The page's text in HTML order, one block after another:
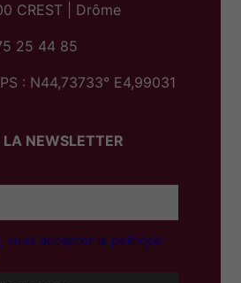
CREST | Drôme
25 44 85
: N44,73733° E4,99031
NEWSLETTER
vous acceptez la politique